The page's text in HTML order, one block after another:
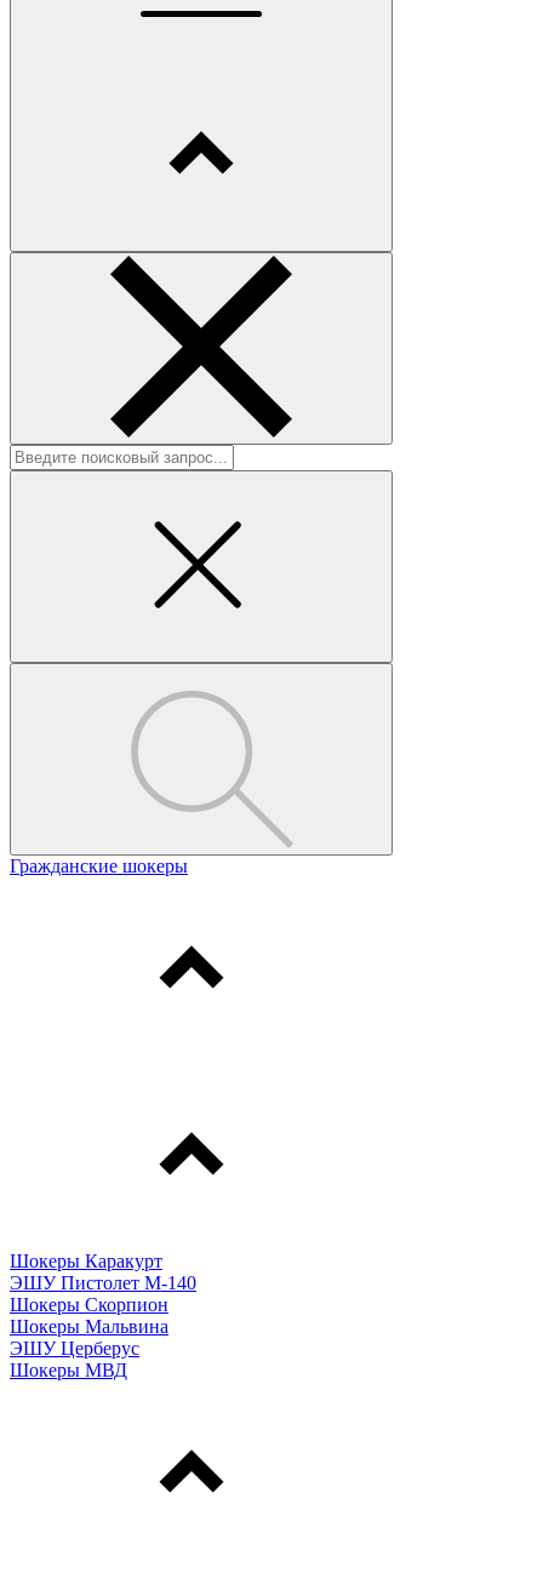
Гражданские шокеры
Шокеры Каракурт
ЭШУ Пистолет М-140
Шокеры Скорпион
Шокеры Мальвина
ЭШУ Церберус
Шокеры МВД